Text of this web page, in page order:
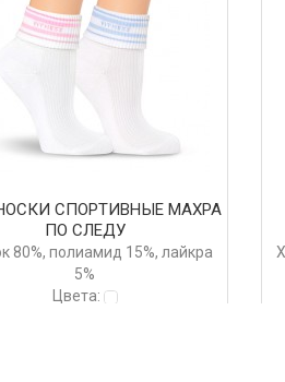
СПОРТИВНЫЕ МАХРА
ПО СЛЕДУ
80%, полиамид 15%, лайкра
5%
Цвета: